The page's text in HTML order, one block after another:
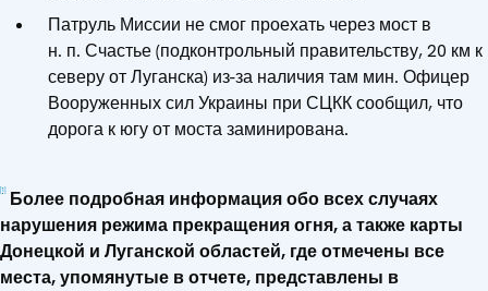
Патруль Миссии не смог проехать через мост в
н. п. Счастье (подконтрольный правительству, 20 км к
северу от Луганска) из-за наличия там мин. Офицер
Вооруженных сил Украины при СЦКК сообщил, что
дорога к югу от моста заминирована.
[1]
Более подробная информация обо всех случаях
нарушения режима прекращения огня, а также карты
Донецкой и Луганской областей, где отмечены все
места, упомянутые в отчете, представлены в